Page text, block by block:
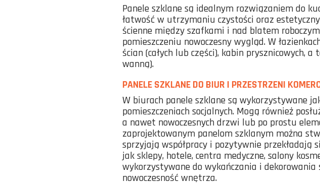
Panele szklane są idealnym rozwiązaniem do
łatwość w utrzymaniu czystości oraz
ścienne między szafkami i nad blatem
pomieszczeniu nowoczesny wygląd. W
ścian (całych lub części), kabin prysznicowych,
wanną).
PANELE SZKLANE DO BIUR I PRZESTRZENI
W biurach panele szklane są wykorzystywane
pomieszczeniach socjalnych. Mogą również
a nawet nowoczesnych drzwi lub po prostu
zaprojektowanym panelom szklanym można
sprzyjają współpracy i pozytywnie przekładają
jak sklepy, hotele, centra medyczne, salony
wykorzystywane do wykańczania i
nowoczesność wnętrza.